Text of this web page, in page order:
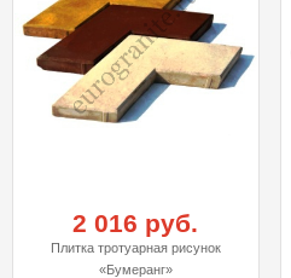
2 016 руб.
Плитка тротуарная рисунок
«Бумеранг»